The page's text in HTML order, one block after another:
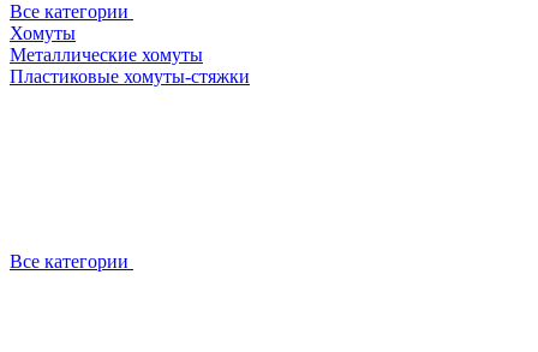
Все категории
Хомуты
Металлические хомуты
Пластиковые хомуты-стяжки
Все категории